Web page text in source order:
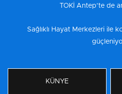
TOKİ Antep’te de
Sağlıklı Hayat Merkezleri ile
KÜNYE